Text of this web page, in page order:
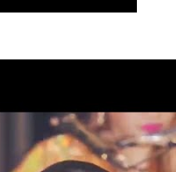
30th」ドキュメンタリ